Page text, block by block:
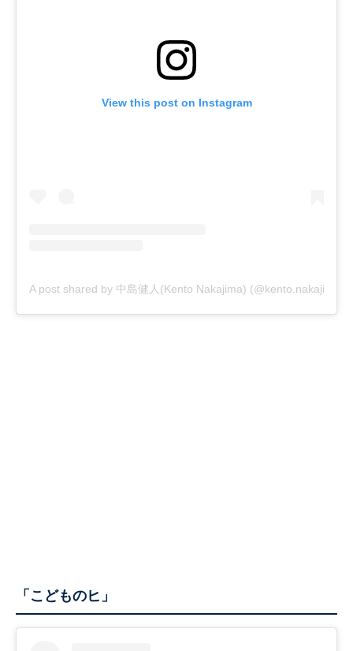
View this post on Instagram
A post shared by 中島健人(Kento Nakajima)
「こどものヒ」